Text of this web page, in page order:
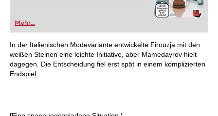
Mehr...
In der Italienischen Modevariante entwickelte Firouzja mit den
weißen Steinen eine leichte Initiative, aber Mamedayrov hielt
dagegen. Die Entscheidung fiel erst spät in einem komplizierten
Endspiel.